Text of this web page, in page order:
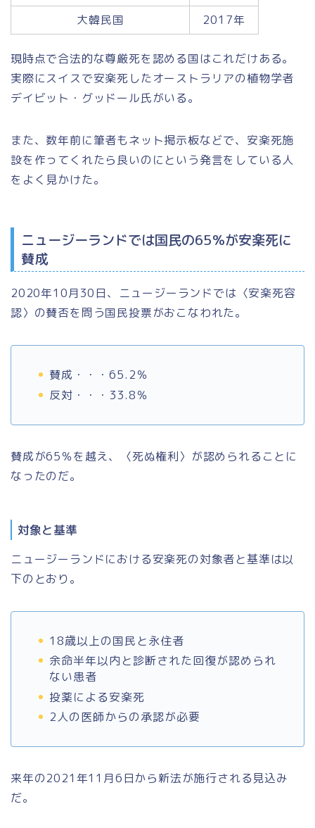
大韓民国 2017年
現時点で合法的な尊厳死を認める国はこれだけある。
実際にスイスで安楽死したオーストラリアの植物学者
デイビット・グッドール氏がいる。
また、数年前に筆者もネット掲示板などで、安楽死施
設を作ってくれたら良いのにという発言をしている人
をよく見かけた。
ニュージーランドでは国民の65％が安楽死に
賛成
2020年10月30日、ニュージーランドでは〈安楽死容
認〉の賛否を問う国民投票がおこなわれた。
賛成・・・65.2％
反対・・・33.8％
賛成が65％を越え、〈死ぬ権利〉が認められることに
なったのだ。
対象と基準
ニュージーランドにおける安楽死の対象者と基準は以
下のとおり。
18歳以上の国民と永住者
余命半年以内と診断された回復が認められ
ない患者
投薬による安楽死
2人の医師からの承認が必要
来年の2021年11月6日から新法が施行される見込み
だ。